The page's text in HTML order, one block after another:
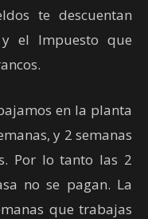
te descuentan
y el Impuesto que
en la planta
y 2 semanas
Por lo tanto las 2
no se pagan. La
que trabajas